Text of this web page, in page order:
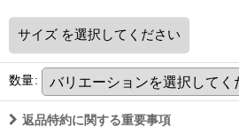
サイズ を選択してください
数量:
返品特約に関する重要事項